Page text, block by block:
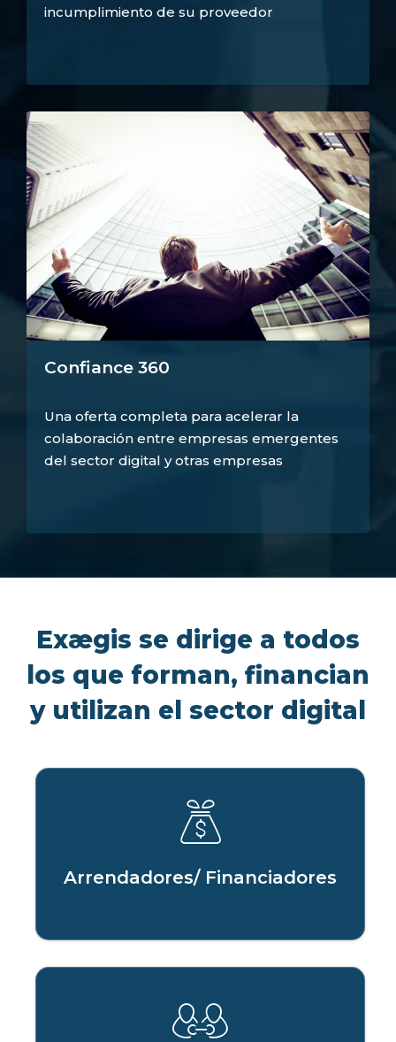
incumplimiento de su proveedor
Confiance 360
Una oferta completa para acelerar la
colaboración entre empresas emergentes
del sector digital y otras empresas
Exægis se dirige a todos
los que forman, financian
y utilizan el sector digital
Arrendadores/ Financiadores